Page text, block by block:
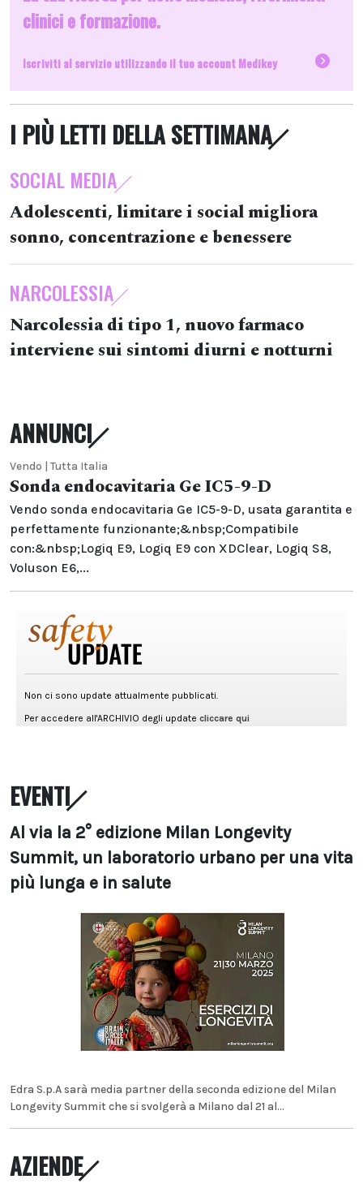
clinici e formazione.
Iscriviti al servizio utilizzando il tuo account Medikey
I PIÙ LETTI DELLA SETTIMANA
SOCIAL MEDIA
Adolescenti, limitare i social migliora
sonno, concentrazione e benessere
NARCOLESSIA
Narcolessia di tipo 1, nuovo farmaco
interviene sui sintomi diurni e notturni
ANNUNCI
Vendo | Tutta Italia
Sonda endocavitaria Ge IC5-9-D
Vendo sonda endocavitaria Ge IC5-9-D, usata garantita e
perfettamente funzionante;&nbsp;Compatibile
con:&nbsp;Logiq E9, Logiq E9 con XDClear, Logiq S8,
Voluson E6,...
EVENTI
Al via la 2° edizione Milan Longevity
Summit, un laboratorio urbano per una vita
più lunga e in salute
Edra S.p.A sarà media partner della seconda edizione del Milan
Longevity Summit che si svolgerà a Milano dal 21 al...
AZIENDE